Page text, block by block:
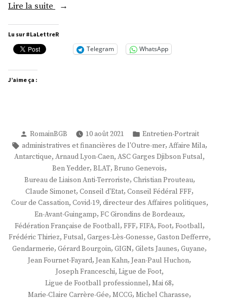
Lire la suite « M.
Thiriez »
Lu sur #LaLettreR
Telegram WhatsApp
J’aime ça :
Publié
par
RomainBGB 10 août 2021
Publié
dans
Entretien-Portrait
Étiquettes :
administratives et financières de l'Outre-mer, Affaire Mila,
Antarctique, Arnaud Lyon-Caen, ASC Garges Djibson Futsal,
Ben Yedder, BLAT, Bruno Genevois,
Bureau de Liaison Anti-Terroriste, Christian Prouteau,
Claude Simonet, Conseil d'Etat, Conseil Fédéral FFF,
Cour de Cassation, Covid-19, directeur des Affaires politiques,
En-Avant-Guingamp, FC Girondins de Bordeaux,
Fédération Française de Football, FFF, FIFA, Foot, Football,
Frédéric Thiriez, Futsal, Garges-Lès-Gonesse, Gaston Defferre,
Gendarmerie, Gérard Bourgoin, GIGN, Gilets Jaunes, Guyane,
Jean Fournet-Fayard, Jean Kahn, Jean-Paul Huchon,
Joseph Franceschi, Ligue de Foot,
Ligue de Football professionnel, Mai 68,
Marie-Claire Carrère-Gée, MCCG, Michel Charasse,